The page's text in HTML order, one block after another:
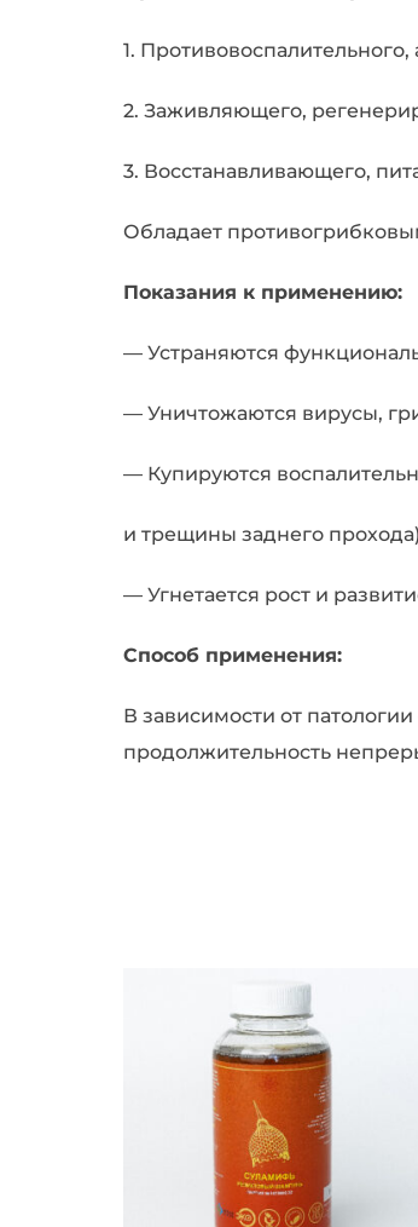
1.
2. Заживляющего,
3. Восстанавливающего,
Обладает
Показания к применению:
— Устраняются
— Уничтожаются вирусы,
— Купируются
и трещины заднего
— Угнетается рост и
Способ применения:
В зависимости от
продолжительность